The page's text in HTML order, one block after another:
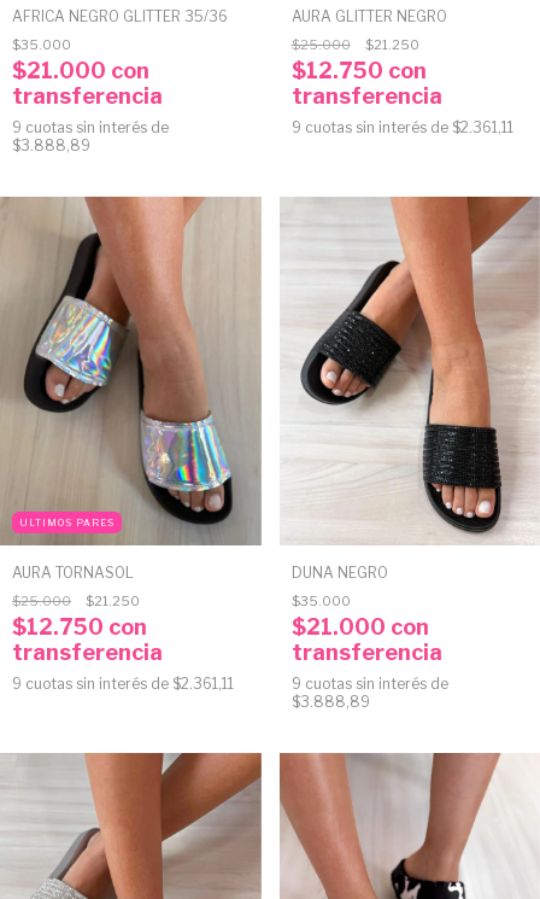
AFRICA NEGRO GLITTER 35/36
$35.000
$21.000 con
transferencia
9 cuotas sin interés de
$3.888,89
AURA GLITTER NEGRO
$25.000 $21.250
$12.750 con
transferencia
9 cuotas sin interés de $2.361,11
ULTIMOS PARES
AURA TORNASOL
$25.000 $21.250
$12.750 con
transferencia
9 cuotas sin interés de $2.361,11
DUNA NEGRO
$35.000
$21.000 con
transferencia
9 cuotas sin interés de
$3.888,89